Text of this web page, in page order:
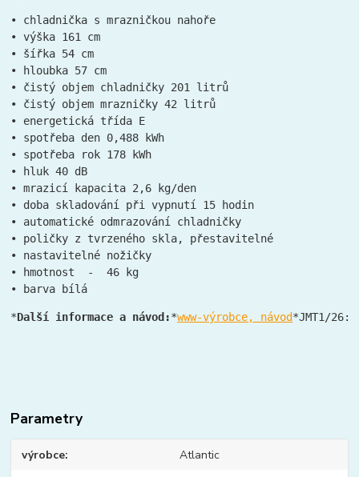
• chladnička s mrazničkou nahoře
• výška 161 cm
• šířka 54 cm
• hloubka 57 cm
• čistý objem chladničky 201 litrů
• čistý objem mrazničky 42 litrů
• energetická třída E
• spotřeba den 0,488 kWh
• spotřeba rok 178 kWh
• hluk 40 dB
• mrazicí kapacita 2,6 kg/den
• doba skladování při vypnutí 15 hodin
• automatické odmrazování chladničky
• poličky z tvrzeného skla, přestavitelné
• nastavitelné nožičky
• hmotnost  -  46 kg
• barva bílá
*Další informace a návod:*www-výrobce, návod*JMT1/26:*
Parametry
výrobce Atlantic